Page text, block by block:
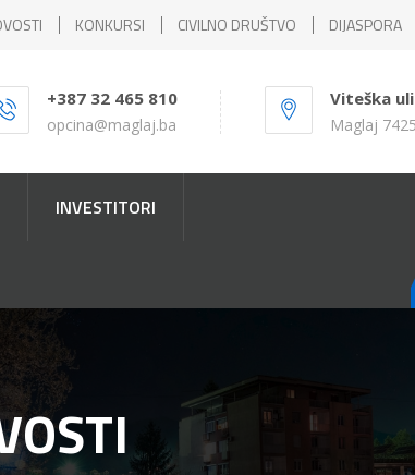
KONKURSI CIVILNO DRUŠTVO DIJASPORA
+387 32 465 810
opcina@maglaj.ba
Viteška
Maglaj
INVESTITORI